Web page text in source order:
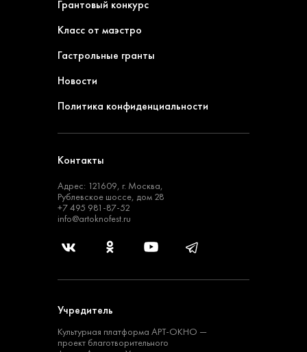
Грантовый конкурс
Класс от маэстро
Гастрольные гранты
Новости
Политика конфиденциальности
Контакты
Адрес: 121609, г. Москва,
Рублевское шоссе, дом 28
+7 495 981-87-52
info@artoknofest.ru
Учредитель
Культурная платформа АРТ-ОКНО —
проект благотворительного